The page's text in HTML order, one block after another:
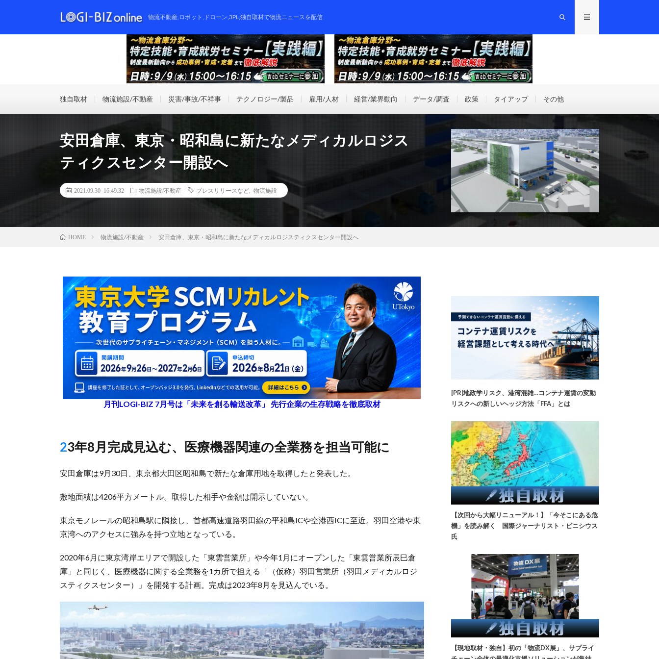
物流不動産,ロボット,ドローン,3PL,独自取材で物流ニュースを配信
独自取材 物流施設/不動産 災害/事故/不祥事 テクノロジー/製品 雇用/人材 経営/業界動向 データ/調査 政策 タイアップ その他
安田倉庫、東京・昭和島に新たなメディカルロジス
ティクスセンター開設へ
2021.09.30 16:49:32 物流施設/不動産 プレスリリースなど 物流施設
HOME 物流施設/不動産 安田倉庫、東京・昭和島に新たなメディカルロジスティクスセンター開設へ
月刊LOGI-BIZ 7月号は「未来を創る輸送改革」 先行企業の生存戦略を徹底取材
23年8月完成見込む、医療機器関連の全業務を担当可能に
安田倉庫は9月30日、東京都大田区昭和島で新たな倉庫用地を取得したと発表した。
敷地面積は4206平方メートル。取得した相手や金額は開示していない。
東京モノレールの昭和島駅に隣接し、首都高速道路羽田線の平和島ICや空港西ICに至近。羽田空港や東
京湾へのアクセスに強みを持つ立地となっている。
2020年6月に東京湾岸エリアで開設した「東雲営業所」や今年1月にオープンした「東雲営業所辰巳倉
庫」と同じく、医療機器に関する全業務を1カ所で担える「（仮称）羽田営業所（羽田メディカルロジ
スティクスセンター）」を開発する計画。完成は2023年8月を見込んでいる。
[PR]地政学リスク、港湾混雑…コンテナ運賃の変動
リスクへの新しいヘッジ方法「FFA」とは
【次回から大幅リニューアル！】「今そこにある危
機」を読み解く 国際ジャーナリスト・ビニシウス
氏
【現地取材・独自】初の「物流DX展」、サプライ